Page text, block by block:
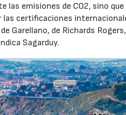
las emisiones de CO2, sino
las certificaciones
Garellano, de Richards
Sagarduy.